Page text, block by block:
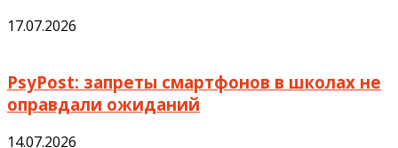
17.07.2026
PsyPost: запреты смартфонов в школах не
оправдали ожиданий
14.07.2026